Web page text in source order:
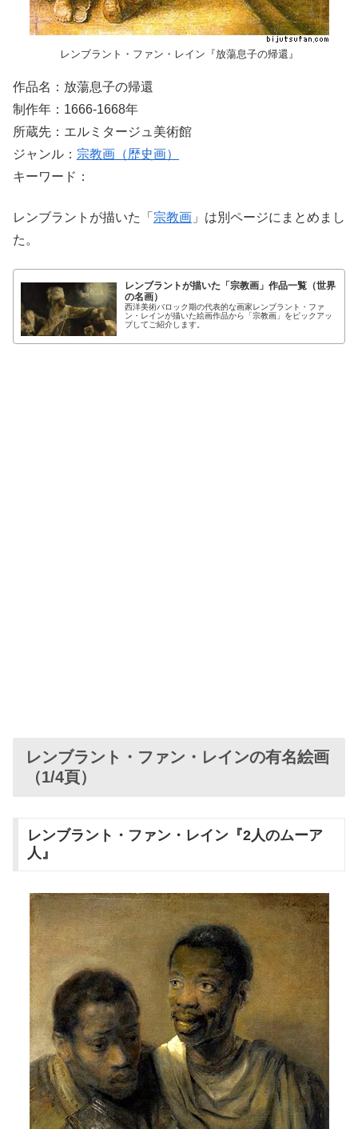
レンブラント・ファン・レイン『放蕩息子の帰還』
作品名：放蕩息子の帰還
制作年：1666-1668年
所蔵先：エルミタージュ美術館
ジャンル： 宗教画（歴史画）
キーワード：
レンブラントが描いた「 宗教画 」は別ページにまとめまし
た。
レンブラントが描いた「宗教画」作品一覧（世界
の名画）
西洋美術バロック期の代表的な画家レンブラント・ファ
ン・レインが描いた絵画作品から「宗教画」をピックアッ
プしてご紹介します。
レンブラント・ファン・レインの有名絵画
（1/4頁）
レンブラント・ファン・レイン『2人のムーア
人』